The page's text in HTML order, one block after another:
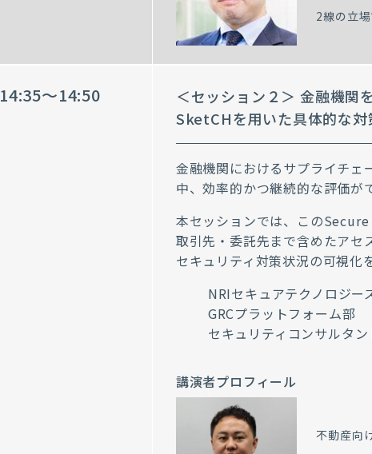
2線の立
14:35～14:50
＜セッション２＞ 金融機関
SketCHを用いた具体的な対
金融機関におけるサプライチェ
中、効率的かつ継続的な評価が
本セッションでは、この
取引先・委託先まで含めたアセ
セキュリティ対策状況の可視化
NRIセキュアテクノロジー
GRCプラットフォーム部
セキュリティコンサルタ
講演者プロフィール
不動産向